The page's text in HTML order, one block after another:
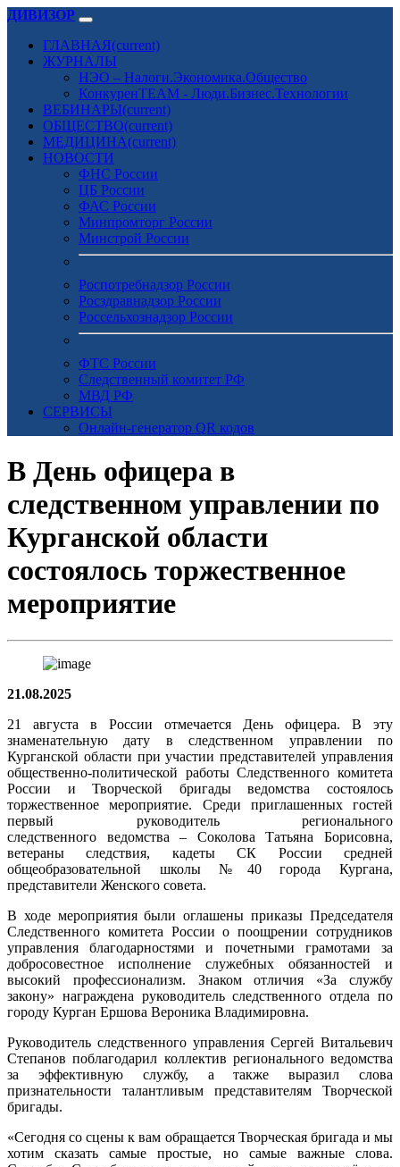
ДИВИЗОР
ГЛАВНАЯ(current)
ЖУРНАЛЫ
НЭО – Налоги.Экономика.Общество
КонкуренTEAM - Люди.Бизнес.Технологии
ВЕБИНАРЫ(current)
ОБЩЕСТВО(current)
МЕДИЦИНА(current)
НОВОСТИ
ФНС России
ЦБ России
ФАС России
Минпромторг России
Минстрой России
Роспотребнадзор России
Росздравнадзор России
Россельхознадзор России
ФТС России
Следственный комитет РФ
МВД РФ
СЕРВИСЫ
Онлайн-генератор QR кодов
В День офицера в
следственном управлении по
Курганской области
состоялось торжественное
мероприятие
21.08.2025
21 августа в России отмечается День офицера. В эту
знаменательную дату в следственном управлении по
Курганской области при участии представителей управления
общественно-политической работы Следственного комитета
России и Творческой бригады ведомства состоялось
торжественное мероприятие. Среди приглашенных гостей
первый руководитель регионального
следственного ведомства – Соколова Татьяна Борисовна,
ветераны следствия, кадеты СК России средней
общеобразовательной школы №40 города Кургана,
представители Женского совета.
В ходе мероприятия были оглашены приказы Председателя
Следственного комитета России о поощрении сотрудников
управления благодарностями и почетными грамотами за
добросовестное исполнение служебных обязанностей и
высокий профессионализм. Знаком отличия «За службу
закону» награждена руководитель следственного отдела по
городу Курган Ершова Вероника Владимировна.
Руководитель следственного управления Сергей Витальевич
Степанов поблагодарил коллектив регионального ведомства
за эффективную службу, а также выразил слова
признательности талантливым представителям Творческой
бригады.
«Сегодня со сцены к вам обращается Творческая бригада и мы
хотим сказать самые простые, но самые важные слова.